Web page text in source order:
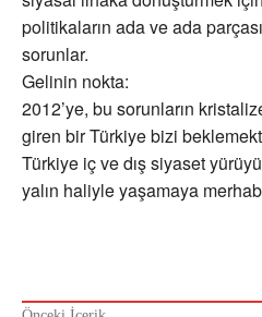
politikaların ada ve ada
sorunlar.
Gelinin nokta:
2012’ye, bu sorunların
giren bir Türkiye bizi
Türkiye iç ve dış siyaset
yalın haliyle yaşamaya